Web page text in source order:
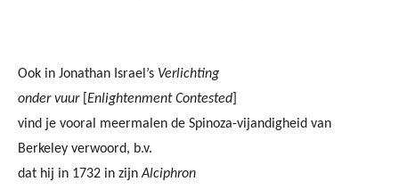
Ook in Jonathan Israel’s Verlichting
onder vuur[ Enlightenment Contested
vind je vooral meermalen de Spinoza-vijandigheid van
Berkeley verwoord, b.v.
dat hij in 1732 in zijnAlciphron